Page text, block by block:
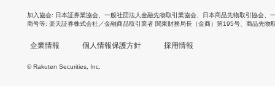
加入協会 日本証券業協会 一般社団法人金融先物取引業協会 日本商品先物取引協会
商号等 楽天証券株式会社／金融商品取引業者 関東財務局長（金商）第195号、商品先物
企業情報 個人情報保護方針 採用情報
© Rakuten Securities, Inc.